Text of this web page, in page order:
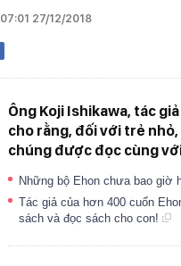
07:01 27/12/2018
Ông Koji Ishikawa, tác
cho rằng, đối với trẻ
chúng được đọc cùng
Những bộ Ehon chưa bao giờ
Tác giả của hơn 400 cuốn
sách và đọc sách cho con!